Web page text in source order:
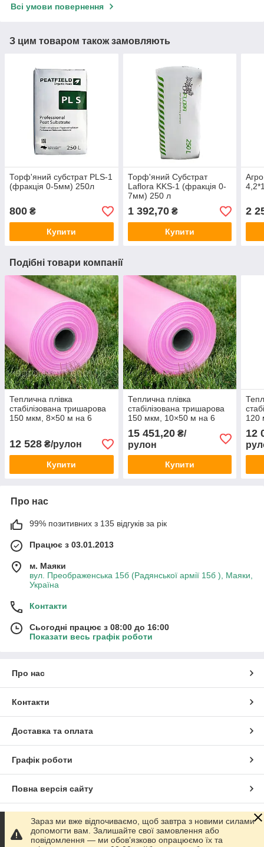
Всі умови повернення
З цим товаром також замовляють
Торф'яний субстрат PLS-1
(фракція 0-5мм) 250л
800 ₴
Купити
Торф'яний Субстрат
Laflora KKS-1 (фракція 0-
7мм) 250 л
1 392,70₴
Купити
2
Подібні товари компанії
Теплична плівка
стабілізована тришарова
150 мкм, 8×50 м на 6
12 528 ₴/рулон
Купити
Теплична плівка
стабілізована тришарова
150 мкм, 10×50 м на 6
15 451,20₴/
рулон
Купити
120
12
Про нас
99% позитивних з 135 відгуків за рік
Працює з 03.01.2013
м. Маяки
вул. Преображенська 15б (Радянської армії 15б ), Маяки,
Україна
Контакти
Сьогодні працює з 08:00 до 16:00
Показати весь графік роботи
Про нас
Контакти
Доставка та оплата
Графік роботи
Повна версія сайту
Сайт створено на маркетплейсі Prom.ua
Зараз ми вже відпочиваємо, щоб завтра з новими силами
допомогти вам. Залишайте свої замовлення або
повідомлення — ми обов’язково опрацюємо їх та